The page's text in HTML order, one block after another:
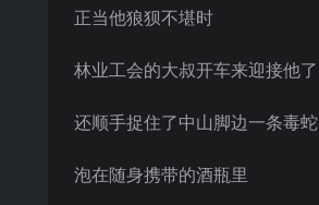
正当他狼狈不堪时
林业工会的大叔开车来迎接他了
还顺手捉住了中山脚边一条毒蛇
泡在随身携带的酒瓶里